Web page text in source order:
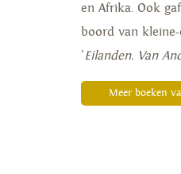
en Afrika. Ook
boord van
'Eilanden. Van
Meer boeken